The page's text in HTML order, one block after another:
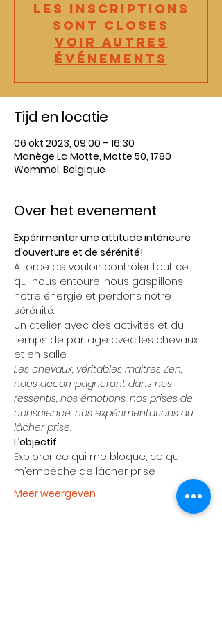
Les inscriptions
sont closes
Voir autres
événements
Tijd en locatie
06 okt 2023, 09:00 – 16:30
Manège La Motte, Motte 50, 1780
Wemmel, Belgique
Over het evenement
Expérimenter une attitude intérieure
d’ouverture et de sérénité!
A force de vouloir contrôler tout ce
qui nous entoure, nous gaspillons
notre énergie et perdons notre
sérénité.
Un atelier avec des activités et du
temps de partage avec les chevaux
et en salle.
Les chevaux, véritables maîtres Zen,
nous accompagneront dans nos
ressentis, nos émotions, nos prises de
conscience, nos expérimentations du
lâcher prise.
L’objectif
Explorer ce qui me bloque, ce qui
m’empêche de lâcher prise
Meer weergeven